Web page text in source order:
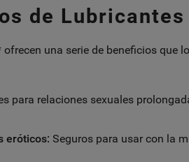
de
una serie de beneficios que
para relaciones sexuales
eróticos: Seguros para usar con la